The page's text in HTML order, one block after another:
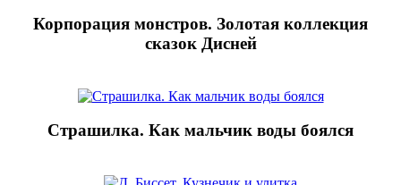
Корпорация монстров. Золотая коллекция
сказок Дисней
Страшилка. Как мальчик воды боялся